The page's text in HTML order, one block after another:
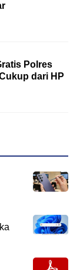
Polres
dari HP